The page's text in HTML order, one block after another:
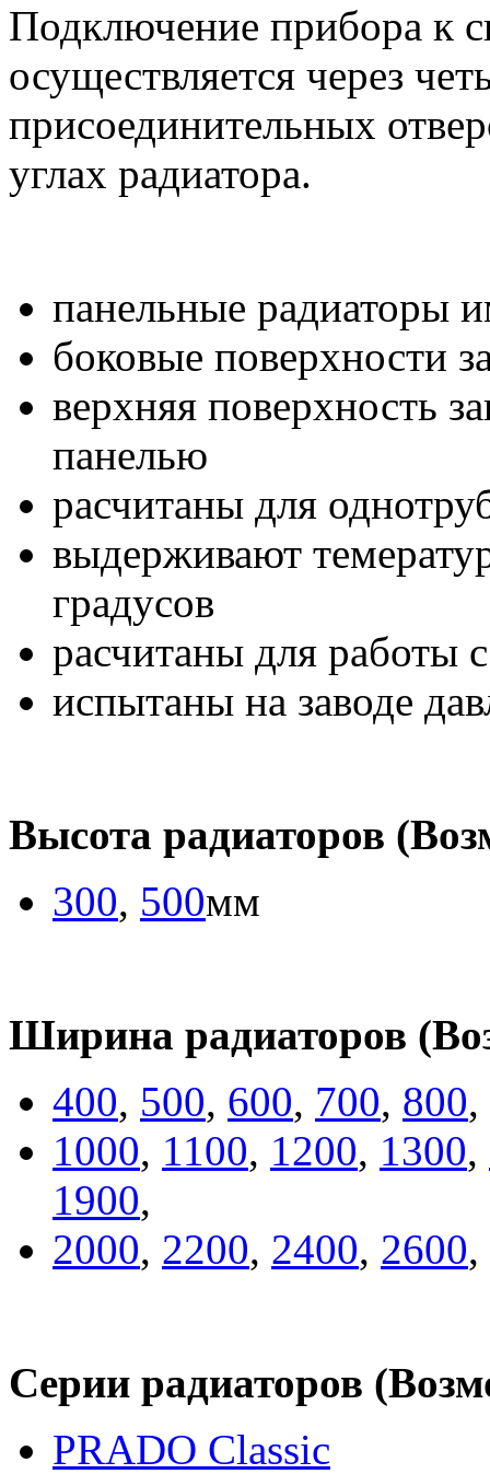
Подключение прибора к
осуществляется через
присоединительных
углах радиатора.
панельные радиаторы
боковые поверхности
верхняя поверхность
панелью
расчитаны для
выдерживают
градусов
расчитаны для работы
испытаны на заводе
Высота радиаторов
300, 500мм
Ширина радиаторов
400, 500, 600, 700, 800,
1000, 1100, 1200, 1300,
1900,
2000, 2200, 2400, 2600,
Серии радиаторов
PRADO Classic